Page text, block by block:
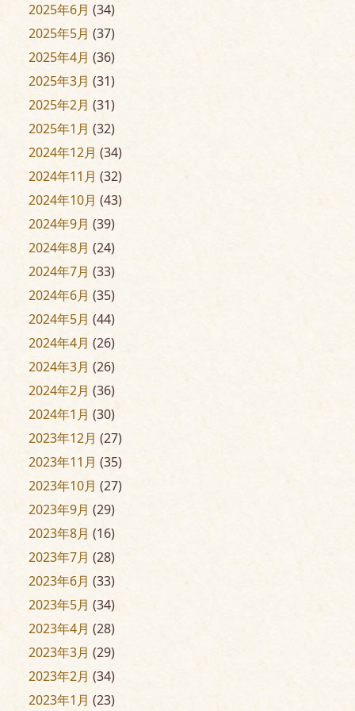
2025年6月 (34)
2025年5月 (37)
2025年4月 (36)
2025年3月 (31)
2025年2月 (31)
2025年1月 (32)
2024年12月 (34)
2024年11月 (32)
2024年10月 (43)
2024年9月 (39)
2024年8月 (24)
2024年7月 (33)
2024年6月 (35)
2024年5月 (44)
2024年4月 (26)
2024年3月 (26)
2024年2月 (36)
2024年1月 (30)
2023年12月 (27)
2023年11月 (35)
2023年10月 (27)
2023年9月 (29)
2023年8月 (16)
2023年7月 (28)
2023年6月 (33)
2023年5月 (34)
2023年4月 (28)
2023年3月 (29)
2023年2月 (34)
2023年1月 (23)